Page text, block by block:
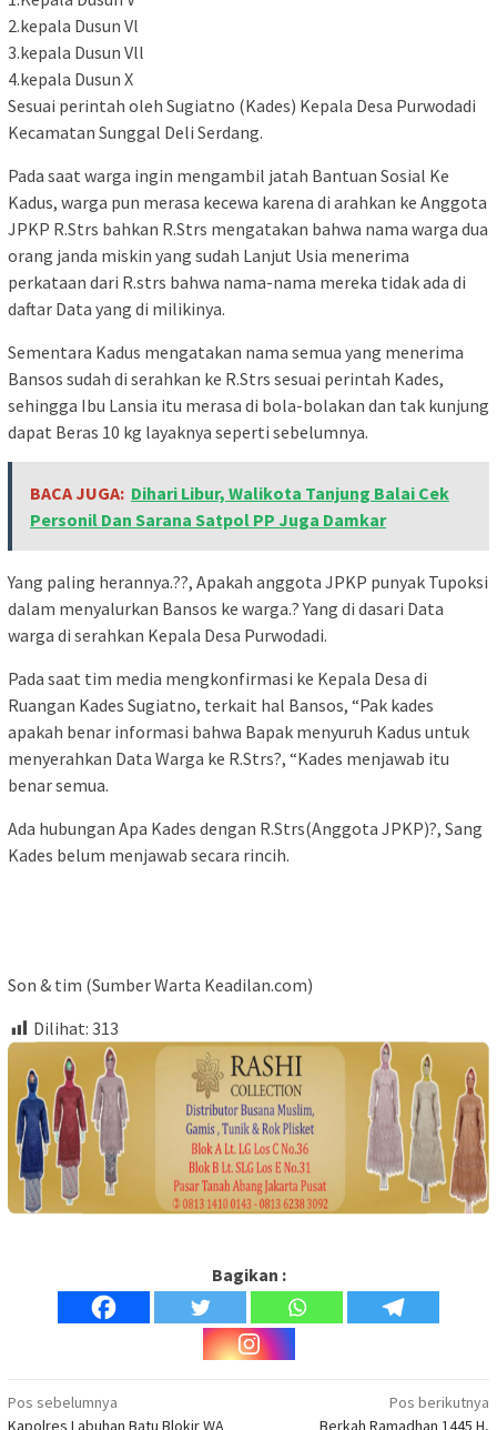
2.kepala Dusun Vl
3.kepala Dusun Vll
4.kepala Dusun X
Sesuai perintah oleh Sugiatno (Kades) Kepala Desa Purwodadi
Kecamatan Sunggal Deli Serdang.
Pada saat warga ingin mengambil jatah Bantuan Sosial Ke
Kadus, warga pun merasa kecewa karena di arahkan ke Anggota
JPKP R.Strs bahkan R.Strs mengatakan bahwa nama warga dua
orang janda miskin yang sudah Lanjut Usia menerima
perkataan dari R.strs bahwa nama-nama mereka tidak ada di
daftar Data yang di milikinya.
Sementara Kadus mengatakan nama semua yang menerima
Bansos sudah di serahkan ke R.Strs sesuai perintah Kades,
sehingga Ibu Lansia itu merasa di bola-bolakan dan tak kunjung
dapat Beras 10 kg layaknya seperti sebelumnya.
BACA JUGA: Dihari Libur, Walikota Tanjung Balai Cek
Personil Dan Sarana Satpol PP Juga Damkar
Yang paling herannya.??, Apakah anggota JPKP punyak Tupoksi
dalam menyalurkan Bansos ke warga.? Yang di dasari Data
warga di serahkan Kepala Desa Purwodadi.
Pada saat tim media mengkonfirmasi ke Kepala Desa di
Ruangan Kades Sugiatno, terkait hal Bansos, “Pak kades
apakah benar informasi bahwa Bapak menyuruh Kadus untuk
menyerahkan Data Warga ke R.Strs?, “Kades menjawab itu
benar semua.
Ada hubungan Apa Kades dengan R.Strs(Anggota JPKP)?, Sang
Kades belum menjawab secara rincih.
Son & tim (Sumber Warta Keadilan.com)
Dilihat: 313
Bagikan :
Navigasi
Pos sebelumnya
Kapolres Labuhan Batu Blokir WA
Pos berikutnya
Berkah Ramadhan 1445 H,